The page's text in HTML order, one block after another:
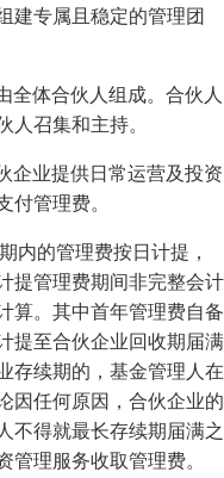
建专属且稳定的管理团
全体合伙人组成。合伙人
召集和主持。
企业提供日常运营及投资
管理费。
内的管理费按日计提，
提管理费期间非完整会计
算。其中首年管理费自备
提至合伙企业回收期届满
存续期的，基金管理人在
因任何原因，合伙企业的
不得就最长存续期届满之
理服务收取管理费。